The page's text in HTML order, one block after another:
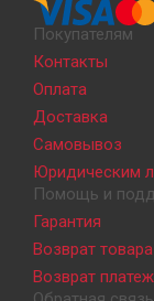
Покупателям
Контакты
Оплата
Доставка
Самовывоз
Юридическим
Помощь и
Гарантия
Возврат товара
Возврат